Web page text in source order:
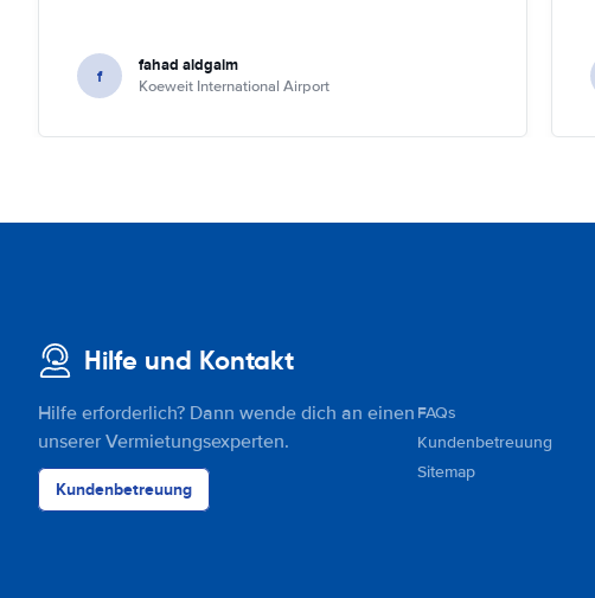
f fahad aldgaim
Koeweit International Airport
Hilfe und Kontakt
Hilfe erforderlich? Dann wende dich an einen
unserer Vermietungsexperten.
Kundenbetreuung
FAQs
Kundenbetreuung
Sitemap